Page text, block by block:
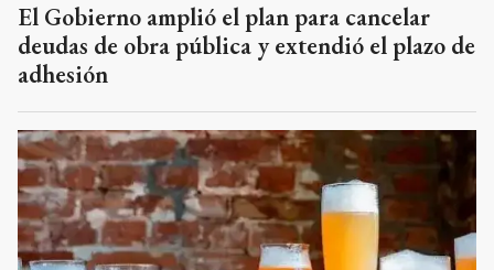
El Gobierno amplió el plan para cancelar
deudas de obra pública y extendió el plazo de
adhesión